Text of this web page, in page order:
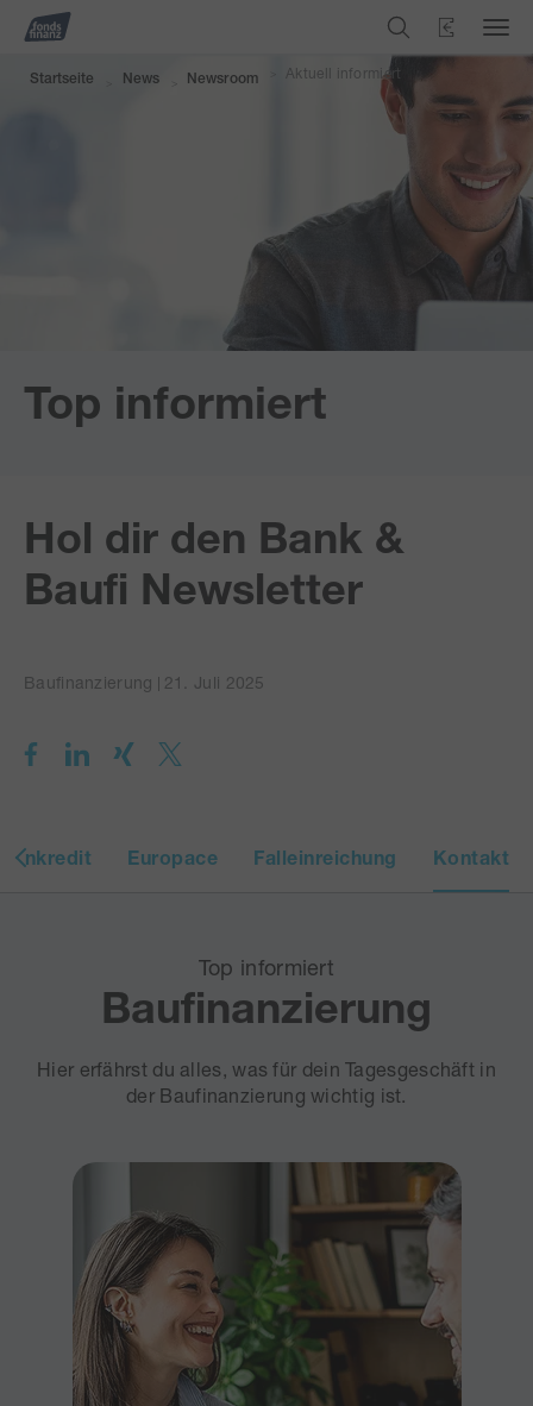
Startseite News Newsroom Aktuell informiert
Top informiert
Hol dir den Bank &
Baufi Newsletter
Baufinanzierung 21. Juli 2025
Europace Falleinreichung Kontakt
Top informiert
Baufinanzierung
Hier erfährst du alles, was für dein Tagesgeschäft in
der Baufinanzierung wichtig ist.